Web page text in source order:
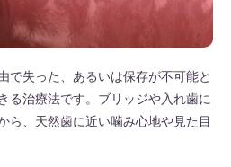
で失った、あるいは保存が不可能と
る治療法です。ブリッジや入れ歯に
ら、天然歯に近い噛み心地や見た目